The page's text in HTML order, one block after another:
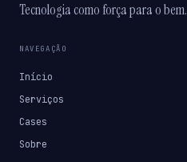
Tecnologia como força para o bem.
NAVEGAÇÃO
Início
Serviços
Cases
Sobre